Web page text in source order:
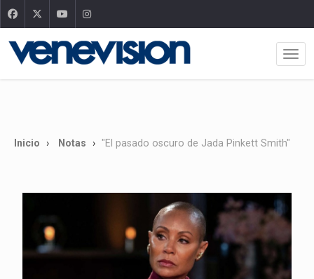
Inicio Notas "El pasado oscuro de Jada Pinkett Smith"